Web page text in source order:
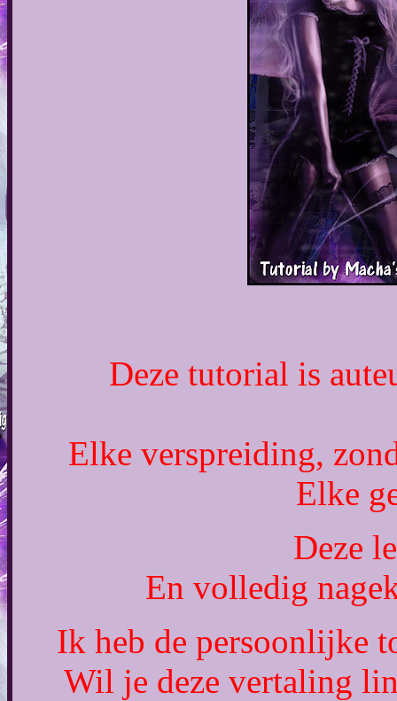
Deze tutorial is
Elke verspreiding,
Elke
Deze
En volledig
Ik heb de persoonlijke
Wil je deze vertaling